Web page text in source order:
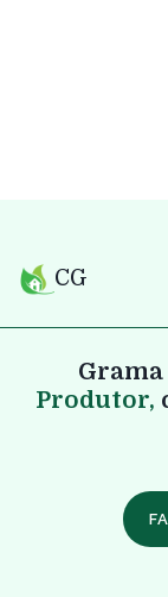
CG
Produtor,